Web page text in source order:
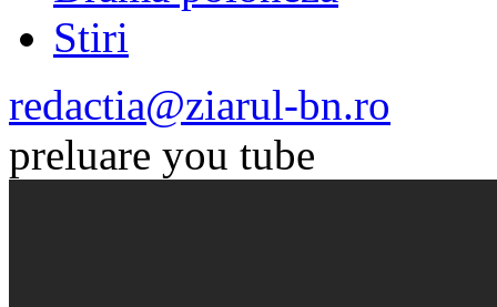
Stiri
redactia@ziarul-bn.ro
preluare you tube